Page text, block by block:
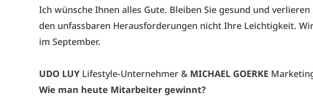
Ich wünsche Ihnen alles Gute. Bleiben Sie gesund und verlieren
den unfassbaren Herausforderungen nicht Ihre Leichtigkeit.
im September.
UDO LUY Lifestyle-Unternehmer & MICHAEL GOERKE
Wie man heute Mitarbeiter gewinnt?